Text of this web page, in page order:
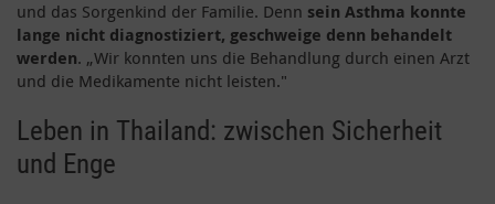
und das Sorgenkind der Familie. Denn sein Asthma konnte
lange nicht diagnostiziert, geschweige denn behandelt
werden. „Wir konnten uns die Behandlung durch einen Arzt
und die Medikamente nicht leisten."
Leben in Thailand: zwischen Sicherheit
und Enge